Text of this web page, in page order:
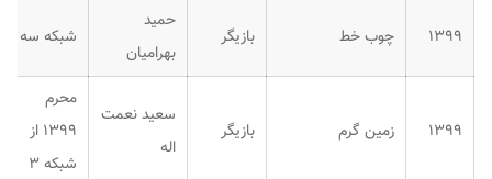
۱۳۹۹ چوب خط بازیگر
حمید
بهرامیان
شبکه سه
۱۳۹۹ زمین گرم بازیگر
سعید نعمت
اله
محرم
۱۳۹۹ از
شبکه ۳